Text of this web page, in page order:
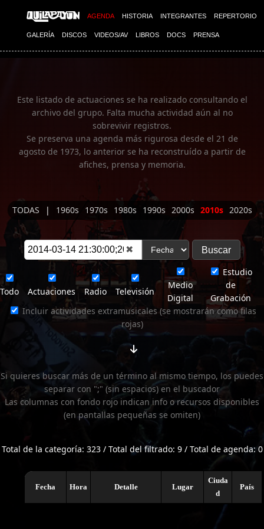
AGENDA HISTORIA INTEGRANTES REPERTORIO
GALERÍA DISCOS VIDEOS/AV LIBROS DOCS PRENSA
Imagen 01
Este listado de actuaciones se ha realizado consultando el
archivo del grupo. Falta mucha actividad aún al no
sobrevivir registros.
Se preserva una agenda más rigurosa desde el 21 de
agosto de 1973, lo anterior se ha reconstruído a partir de
afiches, prensa y memoria.
TODAS | 1960s 1970s 1980s 1990s 2000s 2010s 2020s
✖
Todo Actuaciones Radio Televisión
Medio
Digital
Estudio
de
Grabación
Incluir actividades extramusicales (se mostrarán como filas
rojas)
Si quieres buscar más de un término al mismo tiempo, los puedes
separar con ";" (sin espacios) en el buscador
Las columnas con fondo rojo indican info o recursos disponibles
(en pantallas pequeñas se omiten)
Total de la categoría: 323 / Total del filtrado: 9 / Total de agenda: 0
Fecha Hora Detalle Lugar
Ciuda
d
País